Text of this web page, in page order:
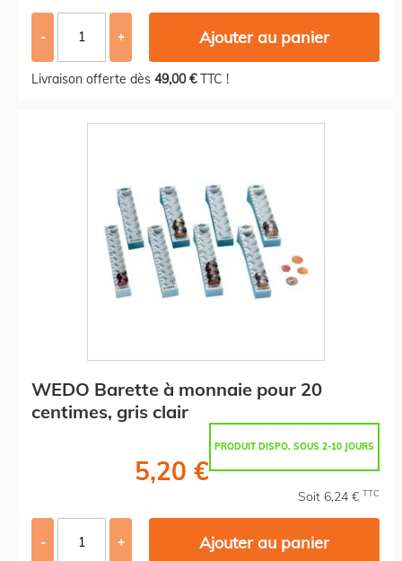
- + Ajouter au panier
Livraison offerte dès 49,00 €TTC !
WEDO Barette à monnaie pour 20
centimes, gris clair
PRODUIT DISPO. SOUS 2-10 JOURS
5,20 €
Soit 6,24 € TTC
- + Ajouter au panier